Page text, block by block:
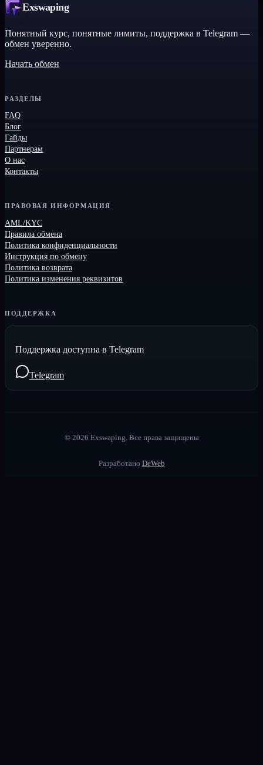
Exswaping
Понятный курс, понятные лимиты, поддержка в Telegram —
обмен уверенно.
Начать обмен
РАЗДЕЛЫ
FAQ
Блог
Гайды
Партнерам
О нас
Контакты
ПРАВОВАЯ ИНФОРМАЦИЯ
AML/KYC
Правила обмена
Политика конфиденциальности
Инструкция по обмену
Политика возврата
Политика изменения реквизитов
ПОДДЕРЖКА
Поддержка доступна в Telegram
Telegram
© 2026 Exswaping. Все права защищены
Разработано DeWeb